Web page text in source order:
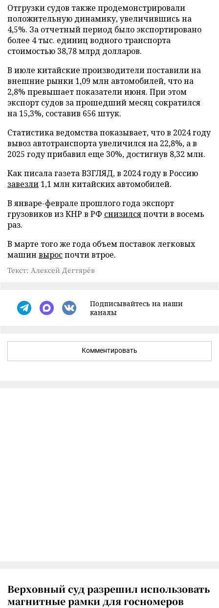
Отгрузки судов также продемонстрировали
положительную динамику, увеличившись на
4,5%. За отчетный период было экспортировано
более 4 тыс. единиц водного транспорта
стоимостью 38,78 млрд долларов.
В июле китайские производители поставили на
внешние рынки 1,09 млн автомобилей, что на
2,8% превышает показатели июня. При этом
экспорт судов за прошедший месяц сократился
на 15,3%, составив 656 штук.
Статистика ведомства показывает, что в 2024 году
вывоз автотранспорта увеличился на 22,8%, а в
2025 году прибавил еще 30%, достигнув 8,32 млн.
Как писала газета ВЗГЛЯД, в 2024 году в Россию
завезли 1,1 млн китайских автомобилей.
В январе-феврале прошлого года экспорт
грузовиков из КНР в РФ снизилсяпочти в восемь
раз.
В марте того же года объем поставок легковых
машин выроспочти втрое.
Текст: Алексей Дегтярёв
Подписывайтесь на наши
каналы
Комментировать
Верховный суд разрешил использовать
магнитные рамки для госномеров